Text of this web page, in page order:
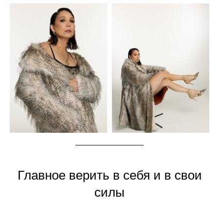
Главное верить в себя и в свои
силы